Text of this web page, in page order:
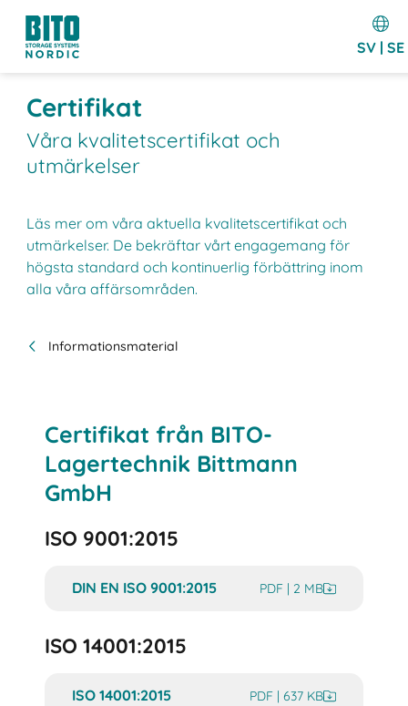
SV | SE
Certifikat
Våra kvalitetscertifikat och
utmärkelser
Läs mer om våra aktuella kvalitetscertifikat och
utmärkelser. De bekräftar vårt engagemang för
högsta standard och kontinuerlig förbättring inom
alla våra affärsområden.
Informationsmaterial
Certifikat från BITO-
Lagertechnik Bittmann
GmbH
ISO 9001:2015
DIN EN ISO 9001:2015 PDF | 2 MB
ISO 14001:2015
ISO 14001:2015 PDF | 637 KB